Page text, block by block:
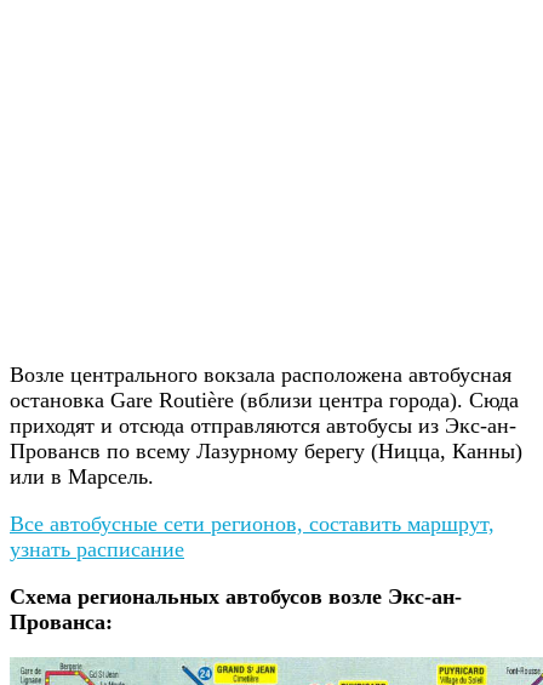
Возле центрального вокзала расположена автобусная
остановка Gare Routière (вблизи центра города). Сюда
приходят и отсюда отправляются автобусы из Экс-ан-
Провансв по всему Лазурному берегу (Ницца, Канны)
или в Марсель.
Все автобусные сети регионов, составить маршрут,
узнать расписание
Схема региональных автобусов возле Экс-ан-
Прованса: